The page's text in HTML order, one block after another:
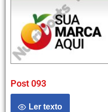
Post 093
Ler texto